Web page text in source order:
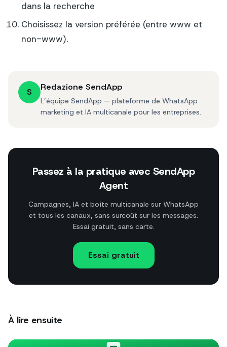
dans la recherche
Choisissez la version préférée (entre www et
non-www).
S Redazione SendApp
L’équipe SendApp — plateforme de WhatsApp
marketing et IA multicanale pour les entreprises.
Passez à la pratique avec SendApp
Agent
Campagnes, IA et boîte multicanale sur WhatsApp
et tous les canaux, sans surcoût sur les messages.
Essai gratuit, sans carte.
Essai gratuit
À lire ensuite